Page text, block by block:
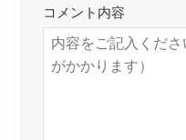
コメント内容